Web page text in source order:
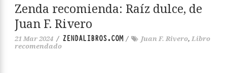
Zenda recomienda: Raíz dulce, de
Juan F. Rivero
21 Mar 2024 / ZENDALIBROS.COM/ Juan F. Rivero, Libro
recomendado